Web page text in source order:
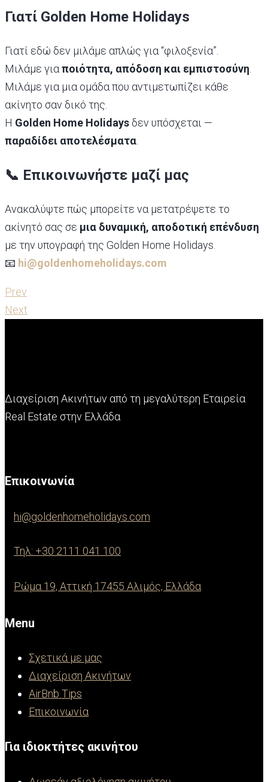
Γιατί Golden Home Holidays
Γιατί εδώ δεν μιλάμε απλώς για “φιλοξενία”.
Μιλάμε γιαποιότητα, απόδοση και εμπιστοσύνη
Μιλάμε για μια ομάδα που αντιμετωπίζει κάθε
ακίνητο σαν δικό της.
Η Golden Home Holidays δεν υπόσχεται —
παραδίδει αποτελέσματα
📞 Επικοινωνήστε μαζί μας
Ανακαλύψτε πώς μπορείτε να μετατρέψετε το
ακίνητό σας σε μια δυναμική, αποδοτική επένδυση
με την υπογραφή της Golden Home Holidays.
📧 hi@goldenhomeholidays.com
Prev
Next
Διαχείριση Ακινήτων από τη μεγαλύτερη Εταιρεία
Real Estate στην Ελλάδα
Επικοινωνία
hi@goldenhomeholidays.com
Τηλ: +30 2111 041 100
Ρώμα 19, Αττική 17455 Αλιμός, Ελλάδα
Menu
Σχετικά με μας
Διαχείριση Ακινήτων
AirBnb Tips
Επικοινωνία
Για ιδιοκτήτες ακινήτου